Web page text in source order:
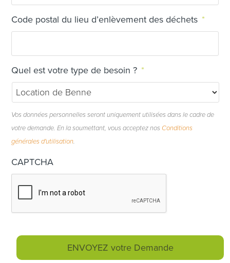
Code postal du lieu d’enlèvement des déchets *
Quel est votre type de besoin ? *
Vos données personnelles seront uniquement utilisées dans le cadre de
votre demande. En la soumettant, vous acceptez nos Conditions
générales d'utilisation.
CAPTCHA